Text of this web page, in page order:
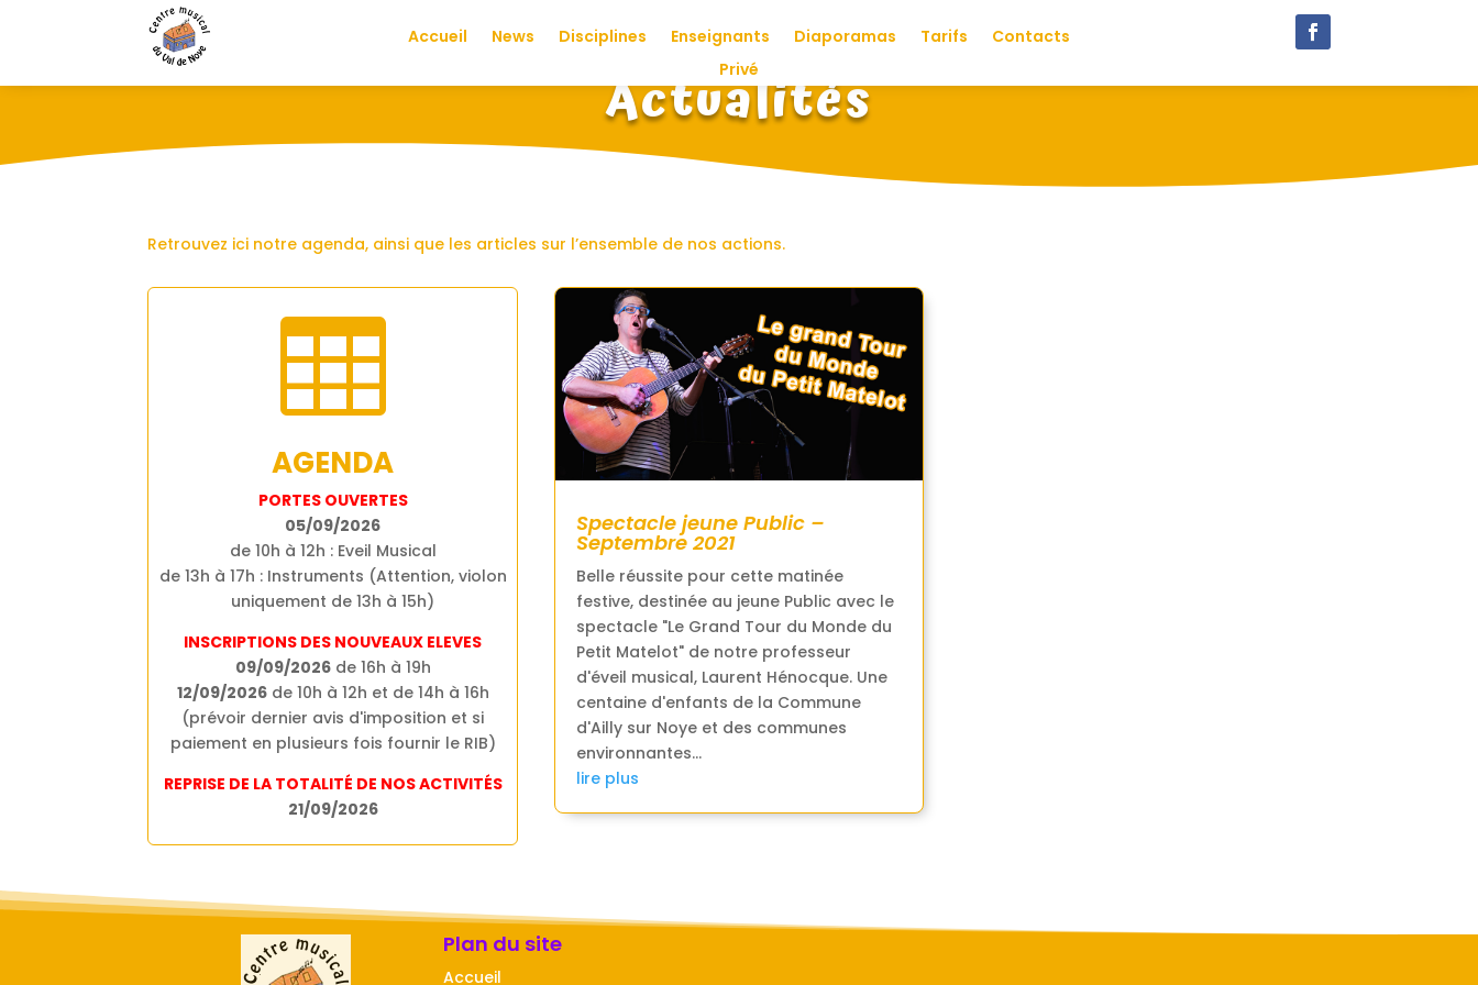
Accueil News Disciplines Enseignants Diaporamas Tarifs
Contacts
Privé
Actualités
Retrouvez ici notre agenda, ainsi que les articles sur l’ensemble de nos actions.

AGENDA
PORTES OUVERTES
05/09/2026
de 10h à 12h : Eveil Musical
de 13h à 17h : Instruments (Attention, violon
uniquement de 13h à 15h)
INSCRIPTIONS DES NOUVEAUX ELEVES
09/09/2026de 16h à 19h
12/09/2026de 10h à 12h et de 14h à 16h
(prévoir dernier avis d'imposition et si
paiement en plusieurs fois fournir le RIB)
REPRISE DE LA TOTALITÉ DE NOS ACTIVITÉS
21/09/2026
Spectacle jeune Public –
Septembre 2021
Belle réussite pour cette matinée
festive, destinée au jeune Public avec le
spectacle "Le Grand Tour du Monde du
Petit Matelot" de notre professeur
d'éveil musical, Laurent Hénocque. Une
centaine d'enfants de la Commune
d'Ailly sur Noye et des communes
environnantes...
lire plus
Plan du site
Accueil